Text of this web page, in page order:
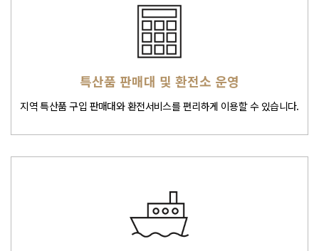
특산품 판매대 및 환전소 운영
지역 특산품 구입 판매대와 환전서비스를 편리하게 이용할 수 있습니다.